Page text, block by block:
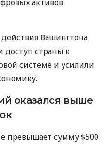
активов,
Вашингтона
доступ страны к
системе и усилили
оказался выше
превышает сумму $500